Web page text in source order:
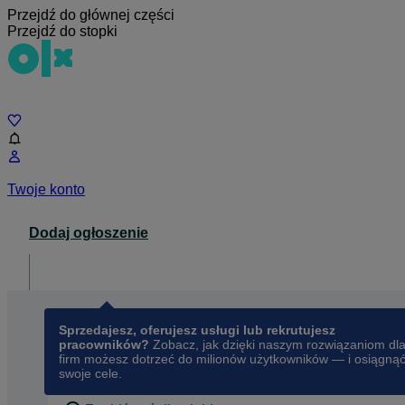
Przejdź do głównej części
Przejdź do stopki
Twoje konto
Dodaj ogłoszenie
Sprzedajesz, oferujesz usługi lub rekrutujesz
pracowników? Zobacz, jak dzięki naszym rozwiązaniom dla
firm możesz dotrzeć do milionów użytkowników — i osiągnąć
swoje cele.